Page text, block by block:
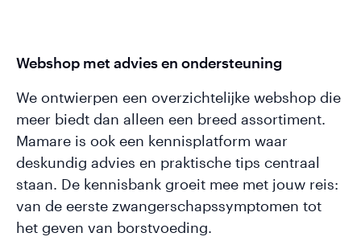
Webshop met advies en ondersteuning
We ontwierpen een overzichtelijke webshop die
meer biedt dan alleen een breed assortiment.
Mamare is ook een kennisplatform waar
deskundig advies en praktische tips centraal
staan. De kennisbank groeit mee met jouw reis:
van de eerste zwangerschapssymptomen tot
het geven van borstvoeding.